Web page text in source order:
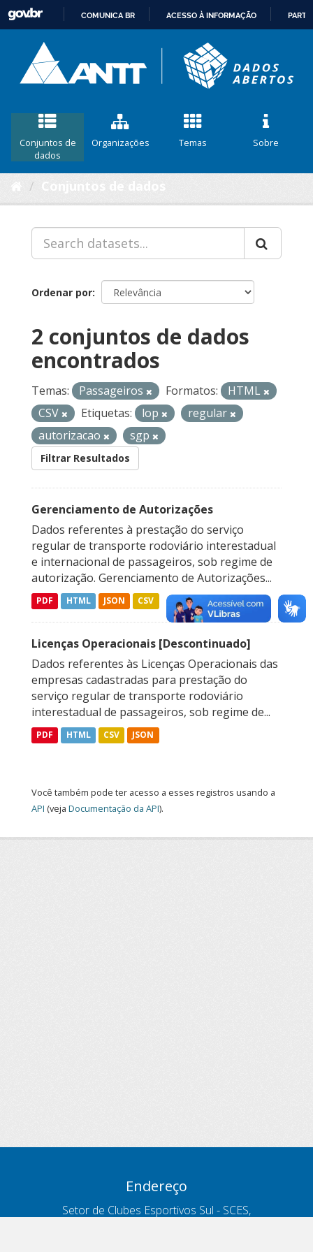
CONTEÚDO
COMUNICA BR ACESSO À INFORMAÇÃO
Conjuntos de
dados
Organizações Temas Sobre
Ordenar por
2 conjuntos de dados
encontrados
Temas: Passageiros Formatos:
HTML
CSV
Etiquetas: lop
regular
autorizacao
sgp
Filtrar Resultados
Gerenciamento de Autorizações
Dados referentes à prestação do serviço
regular de transporte rodoviário interestadual
e internacional de passageiros, sob regime de
autorização. Gerenciamento de Autorizações...
PDF HTML JSON CSV
Licenças Operacionais [Descontinuado]
Dados referentes às Licenças Operacionais das
empresas cadastradas para prestação do
serviço regular de transporte rodoviário
interestadual de passageiros, sob regime de...
PDF HTML CSV JSON
Você também pode ter acesso a esses registros usando a
API (veja Documentação da API).
Endereço
Setor de Clubes Esportivos Sul - SCES,